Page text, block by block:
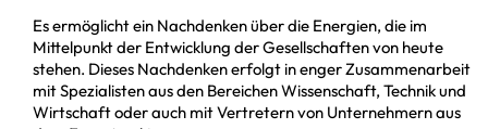
Es ermöglicht ein Nachdenken über die Energien, die im
Mittelpunkt der Entwicklung der Gesellschaften von heute
stehen. Dieses Nachdenken erfolgt in enger Zusammenarbeit
mit Spezialisten aus den Bereichen Wissenschaft, Technik und
Wirtschaft oder auch mit Vertretern von Unternehmern aus